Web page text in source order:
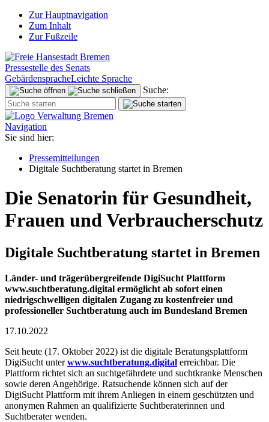
Zur Hauptnavigation
Zum Inhalt
Zur Fußzeile
Pressestelle des Senats
GebärdenspracheLeichte Sprache
Suche:
Navigation
Sie sind hier:
Pressemitteilungen
Digitale Suchtberatung startet in Bremen
Die Senatorin für Gesundheit,
Frauen und Verbraucherschutz
Digitale Suchtberatung startet in Bremen
Länder- und trägerübergreifende DigiSucht Plattform
www.suchtberatung.digital ermöglicht ab sofort einen
niedrigschwelligen digitalen Zugang zu kostenfreier und
professioneller Suchtberatung auch im Bundesland Bremen
17.10.2022
Seit heute (17. Oktober 2022) ist die digitale Beratungsplattform
DigiSucht unterwww.suchtberatung.digital erreichbar. Die
Plattform richtet sich an suchtgefährdete und suchtkranke Menschen
sowie deren Angehörige. Ratsuchende können sich auf der
DigiSucht Plattform mit ihrem Anliegen in einem geschützten und
anonymen Rahmen an qualifizierte Suchtberaterinnen und
Suchtberater wenden.